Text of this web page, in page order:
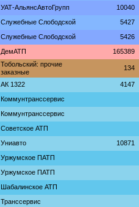
УАТ-АльянсАвтоГрупп 10040
Служебные Слободской 5427
Служебные Слободской 5426
ДемАТП 165389
Тобольский: прочие
заказные
134
АК 1322 4147
Коммунтранссервис
Коммунтранссервис
Советское АТП
Униавто 10871
Уржумское ПАТП
Уржумское ПАТП
Шабалинское АТП
Транссервис